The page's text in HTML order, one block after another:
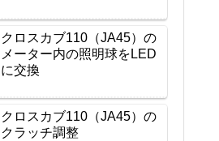
クロスカブ110（JA45）の
メーター内の照明球をLED
に交換
クロスカブ110（JA45）の
クラッチ調整